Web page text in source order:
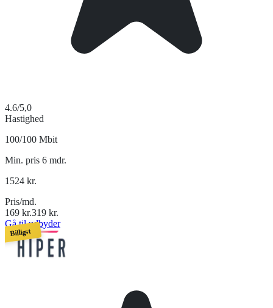
4.6/5,0
Hastighed
100/100 Mbit
Min. pris 6 mdr.
1524 kr.
Pris/md.
169 kr.319 kr.
Gå til udbyder
Billigst